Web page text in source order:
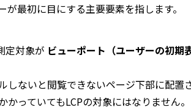
が最初に目にする主要要素を指します。
定対象が ビューポート（ユーザーの初期
しないと閲覧できないページ下部に配置
かっていてもLCPの対象にはなりません。